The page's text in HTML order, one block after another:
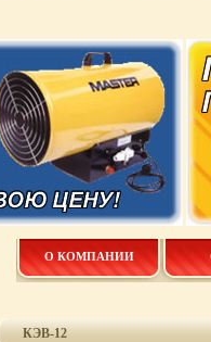
О КОМПАНИИ
КЭВ-12